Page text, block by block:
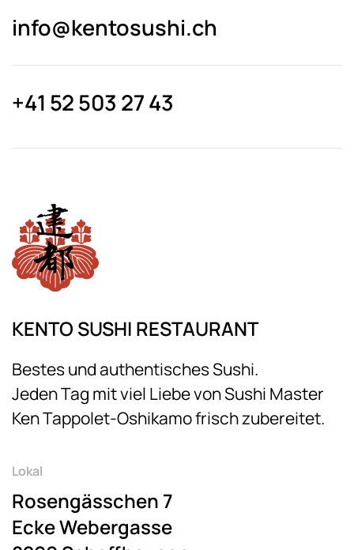
info@kentosushi.ch
+41 52 503 27 43
KENTO SUSHI RESTAURANT
Bestes und authentisches Sushi.
Jeden Tag mit viel Liebe von Sushi Master
Ken Tappolet-Oshikamo frisch zubereitet.
Lokal
Rosengässchen 7
Ecke Webergasse